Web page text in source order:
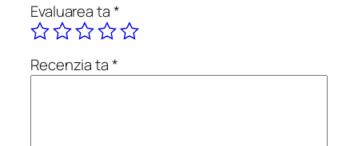
e
s
p
r
Evaluarea ta*
Recenzia ta*